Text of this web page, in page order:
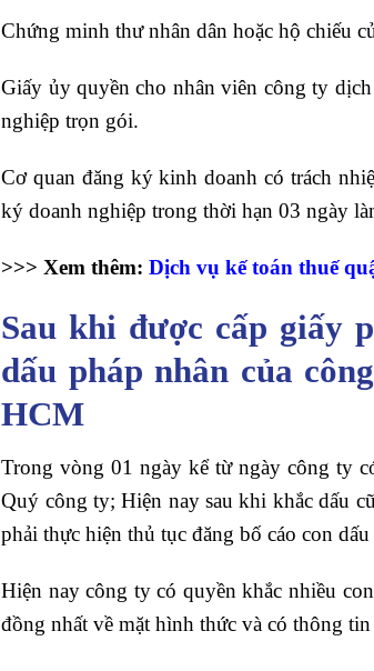
Chứng minh thư nhân dân hoặc hộ chiếu
Giấy ủy quyền cho nhân viên công ty
nghiệp trọn gói.
Cơ quan đăng ký kinh doanh có trách
ký doanh nghiệp trong thời hạn 03 ngày
>>> Xem thêm:Dịch vụ kế toán thuế
Sau khi được cấp giấy
dấu pháp nhân của
HCM
Trong vòng 01 ngày kể từ ngày công ty
Quý công ty; Hiện nay sau khi khắc dấu
phải thực hiện thủ tục đăng bố cáo con
Hiện nay công ty có quyền khắc nhiều
đồng nhất về mặt hình thức và có thông